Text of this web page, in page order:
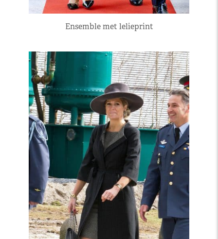
Ensemble met lelieprint